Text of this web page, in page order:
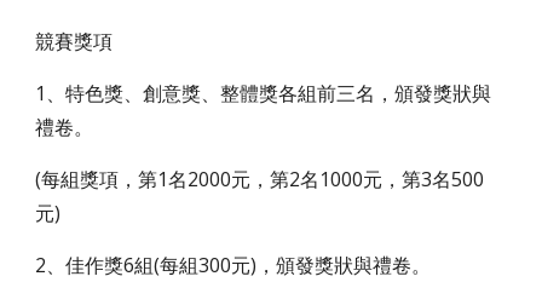
競賽獎項
1、特色獎、創意獎、整體獎各組前三名，頒發獎狀與
禮卷。
(每組獎項，第1名2000元，第2名1000元，第3名500
元)
2、佳作獎6組(每組300元)，頒發獎狀與禮卷。